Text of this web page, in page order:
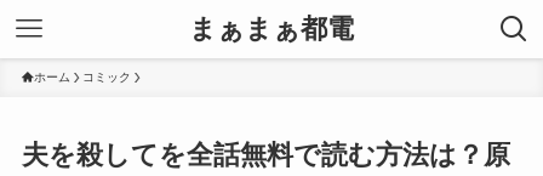
まぁまぁ都電
ホーム コミック
夫を殺してを全話無料で読む方法は？原